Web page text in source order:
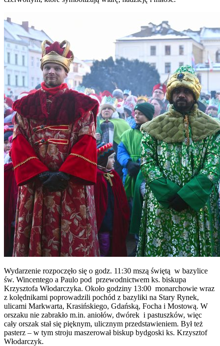
Wydarzenie rozpoczęło się o godz. 11:30 mszą świętą w bazylice
św. Wincentego a Paulo pod przewodnictwem ks. biskupa
Krzysztofa Włodarczyka. Około godziny 13:00 monarchowie wraz
z kolędnikami poprowadzili pochód z bazyliki na Stary Rynek,
ulicami Markwarta, Krasińskiego, Gdańską, Focha i Mostową. W
orszaku nie zabrakło m.in. aniołów, dwórek i pastuszków, więc
cały orszak stał się pięknym, ulicznym przedstawieniem. Był też
pasterz – w tym stroju maszerował biskup bydgoski ks. Krzysztof
Włodarczyk.